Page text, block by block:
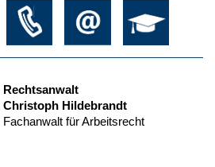
Rechtsanwalt
Christoph Hildebrandt
Fachanwalt für Arbeitsrecht